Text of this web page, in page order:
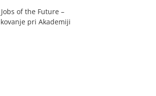
of the Future –
pri Akademiji